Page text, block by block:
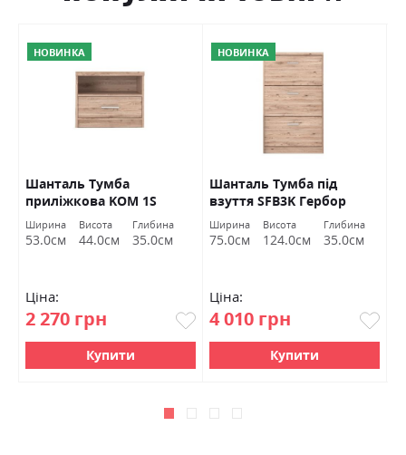
НОВИНКА
Шанталь Тумба
приліжкова KOM 1S
Гербор
Ширина
53.0см
Висота
44.0см
Глибина
35.0см
Ціна:
2 270 грн
Купити
НОВИНКА
Шанталь Тумба під
взуття SFB3K Гербор
Ширина
75.0см
Висота
124.0см
Глибина
35.0см
Ціна:
4 010 грн
Купити